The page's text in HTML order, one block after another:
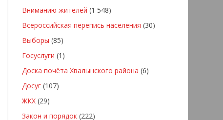
Вниманию жителей (1 548)
Всероссийская перепись населения (30)
Выборы (85)
Госуслуги (1)
Доска почёта Хвалынского района (6)
Досуг (107)
ЖКХ (29)
Закон и порядок (222)